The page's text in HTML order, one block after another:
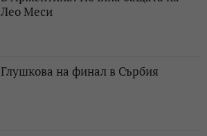
Лео Меси
Глушкова на финал в Сърбия